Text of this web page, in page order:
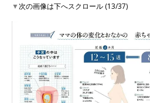
▼次の画像は下へスクロール (13/37)